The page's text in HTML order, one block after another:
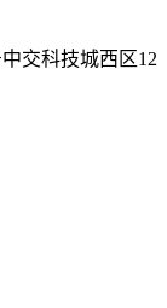
交科技城西区12